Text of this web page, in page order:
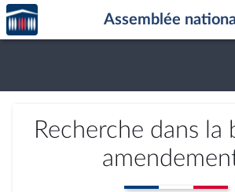
Aller au contenu
Aller en bas de la page
Accèder
à la
page
Assemblée
Recherche dans la